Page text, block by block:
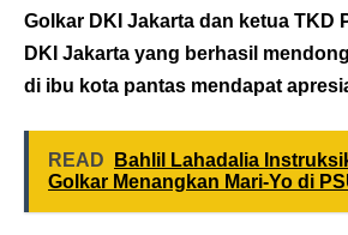
Golkar DKI Jakarta dan ketua TKD
DKI Jakarta yang berhasil
di ibu kota pantas mendapat
READ
Bahlil Lahadalia
Golkar Menangkan Mari-Yo di